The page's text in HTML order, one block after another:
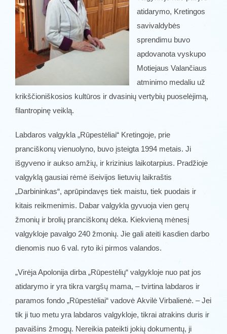
atidarymo, Kretingos
savivaldybės
sprendimu buvo
apdovanota vyskupo
Motiejaus Valančiaus
atminimo medaliu už
krikščioniškosios kultūros ir dvasinių vertybių puoselėjimą,
filantropinę veiklą.
Labdaros valgykla „Rūpestėliai“ Kretingoje, prie
pranciškonų vienuolyno, buvo įsteigta 1994 metais. Ji
išgyveno ir aukso amžių, ir krizinius laikotarpius. Pradžioje
valgyklą gausiai rėmė išeivijos lietuvių laikraštis
„Darbininkas“, aprūpindavęs tiek maistu, tiek puodais ir
kitais reikmenimis. Dabar valgykla gyvuoja vien gerų
žmonių ir brolių pranciškonų dėka. Kiekvieną mėnesį
valgykloje pavalgo 240 žmonių. Jie gali ateiti kasdien darbo
dienomis nuo 6 val. ryto iki pirmos valandos.
„Virėja Apolonija dirba „Rūpestėlių“ valgykloje nuo pat jos
atidarymo ir yra tikra vargšų mama, ­­– tvirtina labdaros ir
paramos fondo „Rūpestėliai“ vadovė Akvilė Virbalienė. – Jei
tik ji tuo metu yra labdaros valgykloje, tikrai atrakins duris ir
pavaišins žmogų. Nereikia pateikti jokių dokumentų, ji